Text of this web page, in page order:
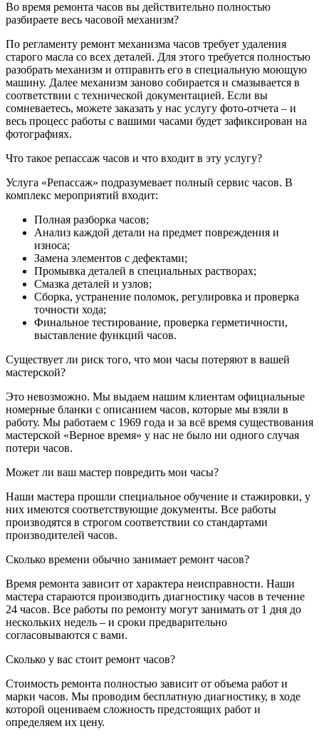
Во время ремонта часов вы действительно полностью
разбираете весь часовой механизм?
По регламенту ремонт механизма часов требует удаления
старого масла со всех деталей. Для этого требуется полностью
разобрать механизм и отправить его в специальную моющую
машину. Далее механизм заново собирается и смазывается в
соответствии с технической документацией. Если вы
сомневаетесь, можете заказать у нас услугу фото-отчета – и
весь процесс работы с вашими часами будет зафиксирован на
фотографиях.
Что такое репассаж часов и что входит в эту услугу?
Услуга «Репассаж» подразумевает полный сервис часов. В
комплекс мероприятий входит:
Полная разборка часов;
Анализ каждой детали на предмет повреждения и
износа;
Замена элементов с дефектами;
Промывка деталей в специальных растворах;
Смазка деталей и узлов;
Сборка, устранение поломок, регулировка и проверка
точности хода;
Финальное тестирование, проверка герметичности,
выставление функций часов.
Существует ли риск того, что мои часы потеряют в вашей
мастерской?
Это невозможно. Мы выдаем нашим клиентам официальные
номерные бланки с описанием часов, которые мы взяли в
работу. Мы работаем с 1969 года и за всё время существования
мастерской «Верное время» у нас не было ни одного случая
потери часов.
Может ли ваш мастер повредить мои часы?
Наши мастера прошли специальное обучение и стажировки, у
них имеются соответствующие документы. Все работы
производятся в строгом соответствии со стандартами
производителей часов.
Сколько времени обычно занимает ремонт часов?
Время ремонта зависит от характера неисправности. Наши
мастера стараются производить диагностику часов в течение
24 часов. Все работы по ремонту могут занимать от 1 дня до
нескольких недель – и сроки предварительно
согласовываются с вами.
Сколько у вас стоит ремонт часов?
Стоимость ремонта полностью зависит от объема работ и
марки часов. Мы проводим бесплатную диагностику, в ходе
которой оцениваем сложность предстоящих работ и
определяем их цену.